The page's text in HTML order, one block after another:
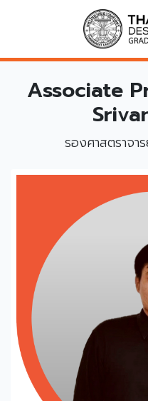
Associate
รองศาสตราจ